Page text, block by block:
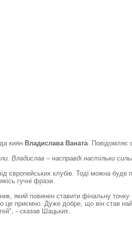
киян Владислава Ваната. Повідомляє
– насправді настільки
європейських клубів. Тоді можна
гучні фрази.
який повинен ставити фінальну
це приємно. Дуже добре, що він
- сказав Шацьких.